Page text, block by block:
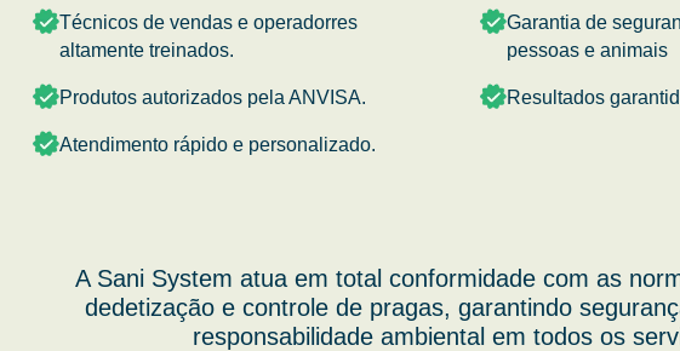
Técnicos de vendas e operadorres
altamente treinados.
Produtos autorizados pela ANVISA.
Atendimento rápido e personalizado.
Garantia de
pessoas e animais
Resultados
A Sani System atua em total conformidade com as
dedetização e controle de pragas, garantindo
responsabilidade ambiental em todos os